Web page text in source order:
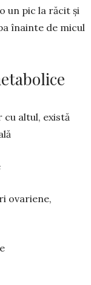
un pic la răcit și
înainte de micul
cu altul, există
ovariene,